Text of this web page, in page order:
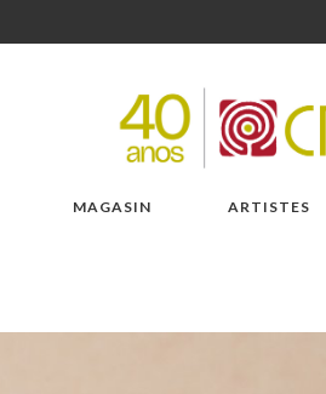
MAGASIN ARTISTES